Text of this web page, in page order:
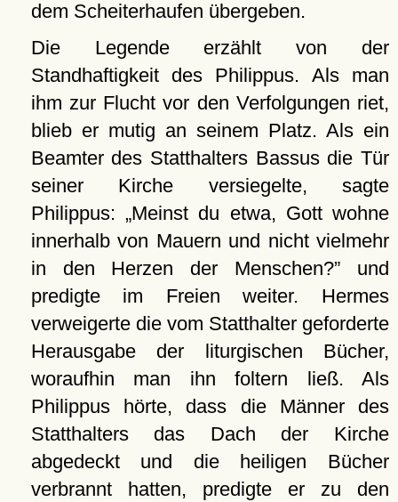
dem Scheiterhaufen übergeben.
Die Legende erzählt von der
Standhaftigkeit des Philippus. Als man
ihm zur Flucht vor den Verfolgungen riet,
blieb er mutig an seinem Platz. Als ein
Beamter des Statthalters Bassus die Tür
seiner Kirche versiegelte, sagte
Philippus: Meinst du etwa, Gott wohne
innerhalb von Mauern und nicht vielmehr
in den Herzen der Menschen?
und
predigte im Freien weiter. Hermes
verweigerte die vom Statthalter geforderte
Herausgabe der liturgischen Bücher,
woraufhin man ihn foltern ließ. Als
Philippus hörte, dass die Männer des
Statthalters das Dach der Kirche
abgedeckt und die heiligen Bücher
verbrannt hatten, predigte er zu den